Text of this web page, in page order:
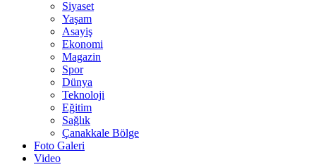
Siyaset
Yaşam
Asayiş
Ekonomi
Magazin
Spor
Dünya
Teknoloji
Eğitim
Sağlık
Çanakkale Bölge
Foto Galeri
Video